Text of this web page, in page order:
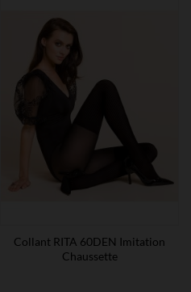
Collant RITA 60DEN Imitation
Chaussette